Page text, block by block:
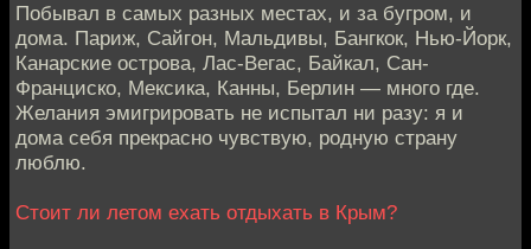
Побывал в самых разных местах, и за бугром, и
дома. Париж, Сайгон, Мальдивы, Бангкок, Нью-Йорк,
Канарские острова, Лас-Вегас, Байкал, Сан-
Франциско, Мексика, Канны, Берлин — много где.
Желания эмигрировать не испытал ни разу: я и
дома себя прекрасно чувствую, родную страну
люблю.
Стоит ли летом ехать отдыхать в Крым?